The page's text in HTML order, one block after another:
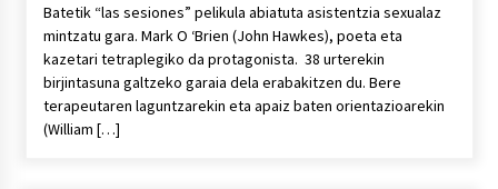
Batetik “las sesiones” pelikula abiatuta asistentzia sexualaz
mintzatu gara. Mark O ‘Brien (John Hawkes), poeta eta
kazetari tetraplegiko da protagonista. 38 urterekin
birjintasuna galtzeko garaia dela erabakitzen du. Bere
terapeutaren laguntzarekin eta apaiz baten orientazioarekin
(William […]